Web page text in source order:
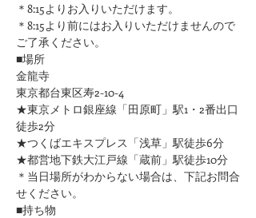
＊8:15よりお入りいただけます。
＊8:15より前にはお入りいただけませんので
ご了承ください。
■場所
金龍寺
東京都台東区寿2-10-4
★東京メトロ銀座線「田原町」駅1・2番出口
徒歩2分
★つくばエキスプレス「浅草」駅徒歩6分
★都営地下鉄大江戸線「蔵前」駅徒歩10分
＊当日場所がわからない場合は、下記お問合
せください。
■持ち物